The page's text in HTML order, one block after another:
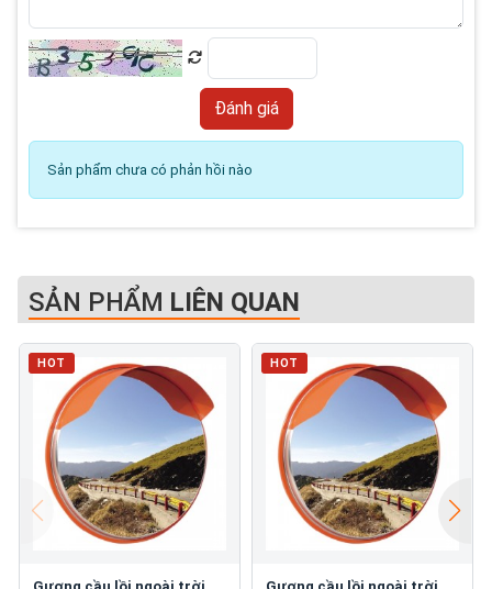
Sản phẩm chưa có phản hồi nào
SẢN PHẨM LIÊN QUAN
HOT HOT